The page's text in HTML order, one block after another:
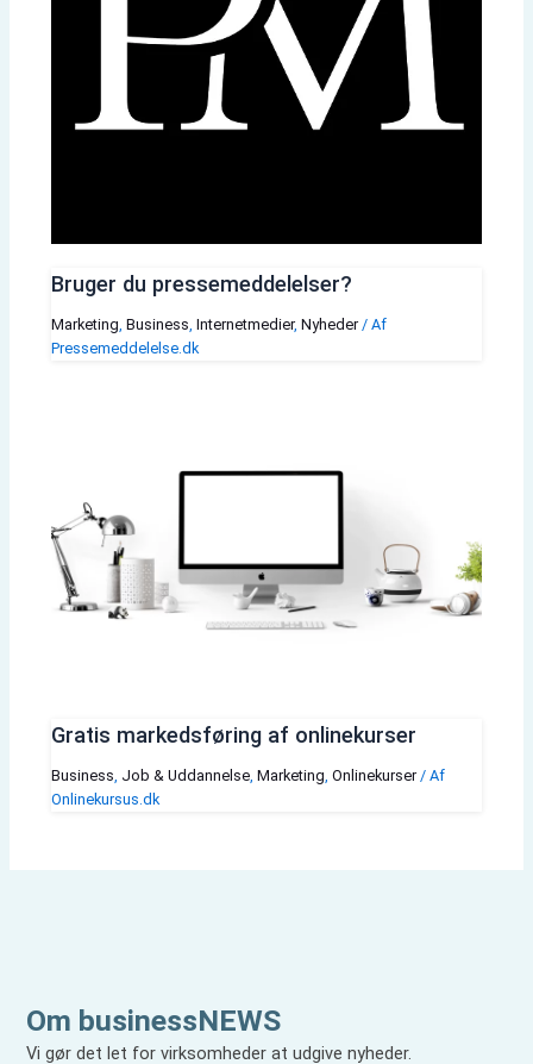
Bruger du pressemeddelelser?
Marketing Business Internetmedier, Nyheder/ Af
Pressemeddelelse.dk
Gratis markedsføring af onlinekurser
Business Job & Uddannelse, Marketing Onlinekurser/ Af
Onlinekursus.dk
Om businessNEWS
Vi gør det let for virksomheder at udgive nyheder.